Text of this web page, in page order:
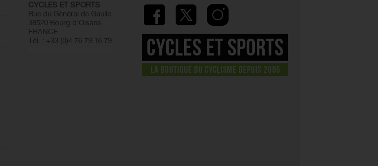
CYCLES ET SPORTS
Rue du Général de Gaulle
38520 Bourg d'Oisans
FRANCE
Tél. : +33 (0)4 76 79 16 79